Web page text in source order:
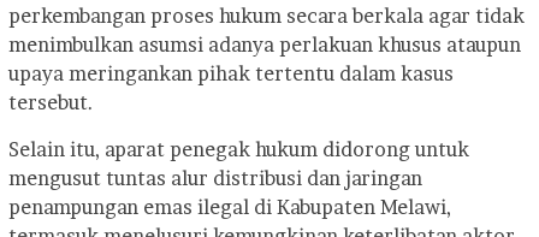
perkembangan proses hukum secara berkala agar tidak
menimbulkan asumsi adanya perlakuan khusus ataupun
upaya meringankan pihak tertentu dalam kasus
tersebut.
Selain itu, aparat penegak hukum didorong untuk
mengusut tuntas alur distribusi dan jaringan
penampungan emas ilegal di Kabupaten Melawi,